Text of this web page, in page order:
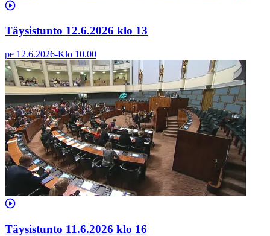
Täysistunto 12.6.2026 klo 13
pe 12.6.2026-Klo 10.00
Täysistunto 11.6.2026 klo 16